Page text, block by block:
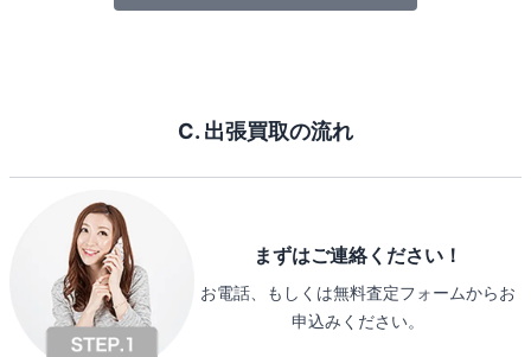
C. 出張買取の流れ
まずはご連絡ください！
お電話、もしくは無料査定フォームからお
申込みください。